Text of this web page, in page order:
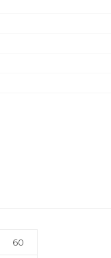
60